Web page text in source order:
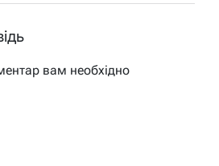
вам необхідно